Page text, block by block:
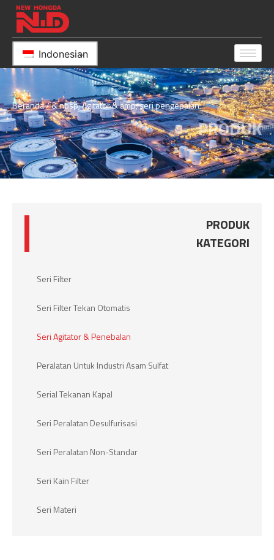
Indonesian
Beranda/ & nbsp; Agitator & amp; seri pengepalan
PRODUK
PRODUK
KATEGORI
Seri Filter
Seri Filter Tekan Otomatis
Seri Agitator & Penebalan
Peralatan Untuk Industri Asam Sulfat
Serial Tekanan Kapal
Seri Peralatan Desulfurisasi
Seri Peralatan Non-Standar
Seri Kain Filter
Seri Materi